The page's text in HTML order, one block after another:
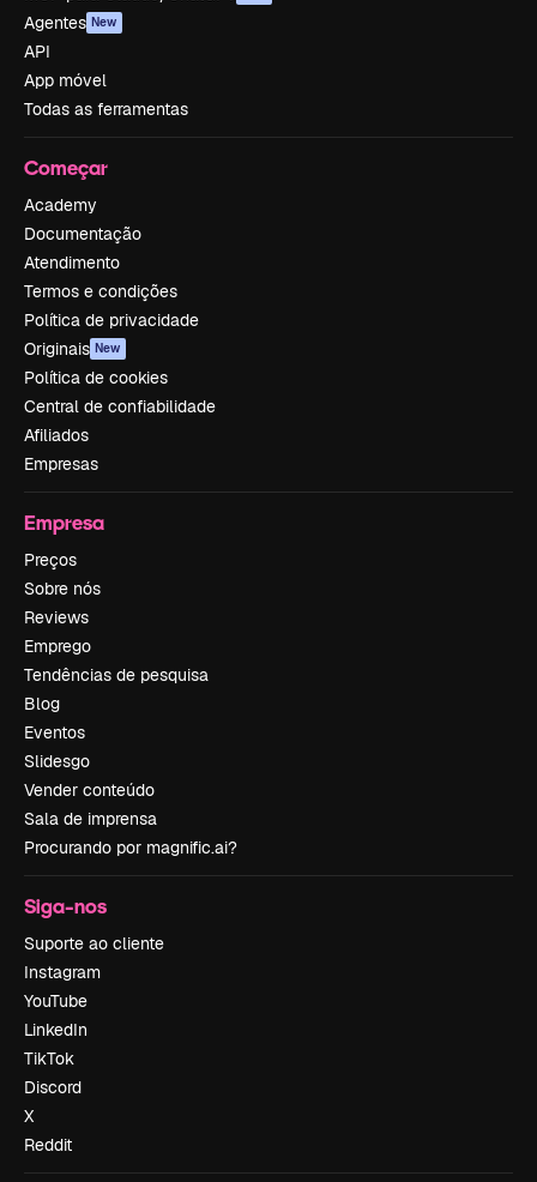
Agentes New
API
App móvel
Todas as ferramentas
Começar
Academy
Documentação
Atendimento
Termos e condições
Política de privacidade
Originais New
Política de cookies
Central de confiabilidade
Afiliados
Empresas
Empresa
Preços
Sobre nós
Reviews
Emprego
Tendências de pesquisa
Blog
Eventos
Slidesgo
Vender conteúdo
Sala de imprensa
Procurando por magnific.ai?
Siga-nos
Suporte ao cliente
Instagram
YouTube
LinkedIn
TikTok
Discord
X
Reddit